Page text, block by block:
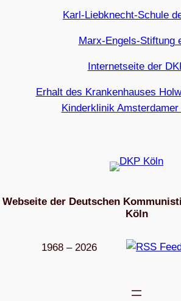
Karl-Liebknecht-Schule
Marx-Engels-Stiftung
Internetseite der
Erhalt des Krankenhauses
Kinderklinik
Webseite der Deutschen
Köln
1968 – 2026